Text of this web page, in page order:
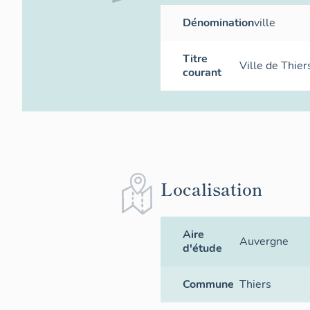
Dénominationville
Titre
courant
Ville de
Localisation
Aire
d'étude
Auvergne
Commune Thiers